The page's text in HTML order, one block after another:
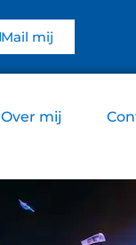
Mail mij
Over mij